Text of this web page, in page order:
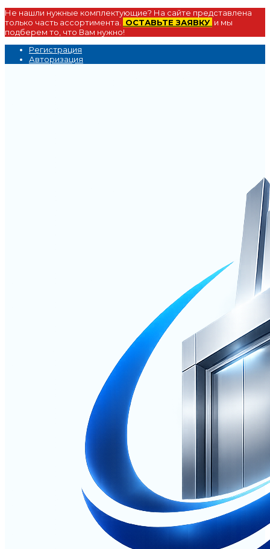
Не нашли нужные комплектующие? На сайте представлена
только часть ассортимента.
ОСТАВЬТЕ ЗАЯВКУ и мы
подберем то, что Вам нужно!
Регистрация
Авторизация